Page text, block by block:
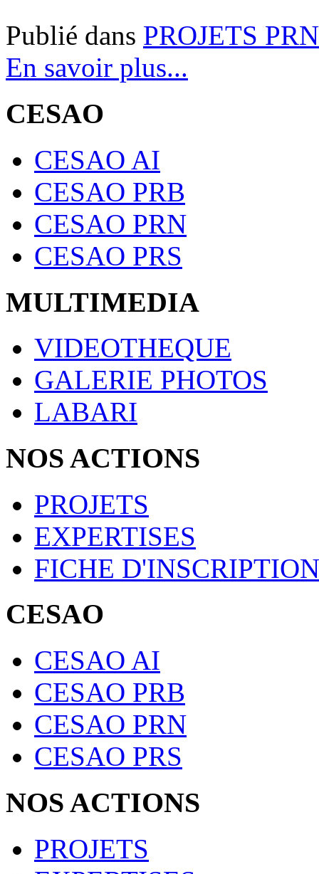
Publié dans PROJETS PRN
En savoir plus...
CESAO
CESAO AI
CESAO PRB
CESAO PRN
CESAO PRS
MULTIMEDIA
VIDEOTHEQUE
GALERIE PHOTOS
LABARI
NOS ACTIONS
PROJETS
EXPERTISES
FICHE D'INSCRIPTION
CESAO
CESAO AI
CESAO PRB
CESAO PRN
CESAO PRS
NOS ACTIONS
PROJETS